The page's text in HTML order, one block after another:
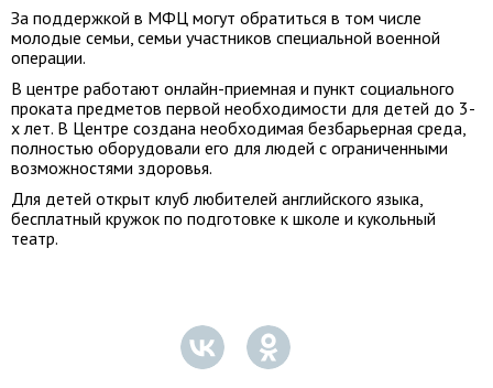
За поддержкой в МФЦ могут обратиться в том числе
молодые семьи, семьи участников специальной военной
операции.
В центре работают онлайн-приемная и пункт социального
проката предметов первой необходимости для детей до 3-
х лет. В Центре создана необходимая безбарьерная среда,
полностью оборудовали его для людей с ограниченными
возможностями здоровья.
Для детей открыт клуб любителей английского языка,
бесплатный кружок по подготовке к школе и кукольный
театр.